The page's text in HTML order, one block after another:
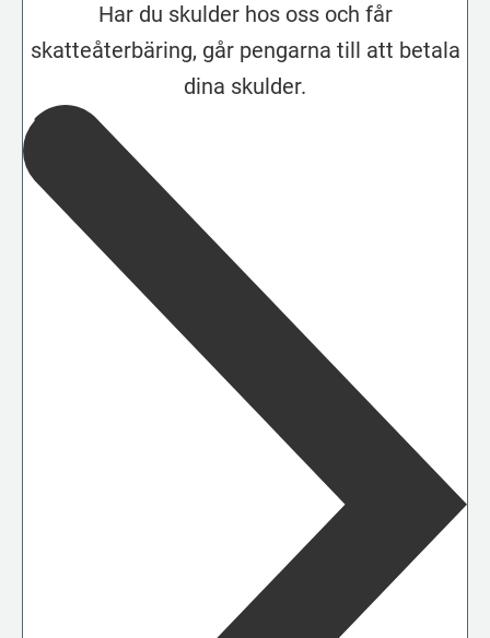
Har du skulder hos oss och får
skatteåterbäring, går pengarna till att betala
dina skulder.